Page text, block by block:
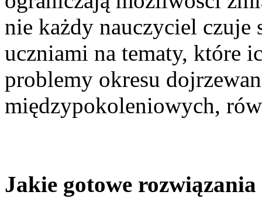
nie każdy nauczyciel
uczniami na tematy, które
problemy okresu
międzypokoleniowych,
Jakie gotowe